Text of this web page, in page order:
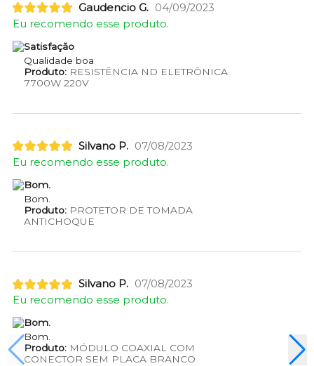
Gaudencio G. 04/09/2023
Eu recomendo esse produto.
Satisfação
Qualidade boa
Produto:RESISTÊNCIA ND ELETRÔNICA
7700W 220V
Silvano P. 07/08/2023
Eu recomendo esse produto.
Bom.
Bom.
Produto:PROTETOR DE TOMADA
ANTICHOQUE
Silvano P. 07/08/2023
Eu recomendo esse produto.
Bom.
Bom.
Produto:MÓDULO COAXIAL COM
CONECTOR SEM PLACA BRANCO